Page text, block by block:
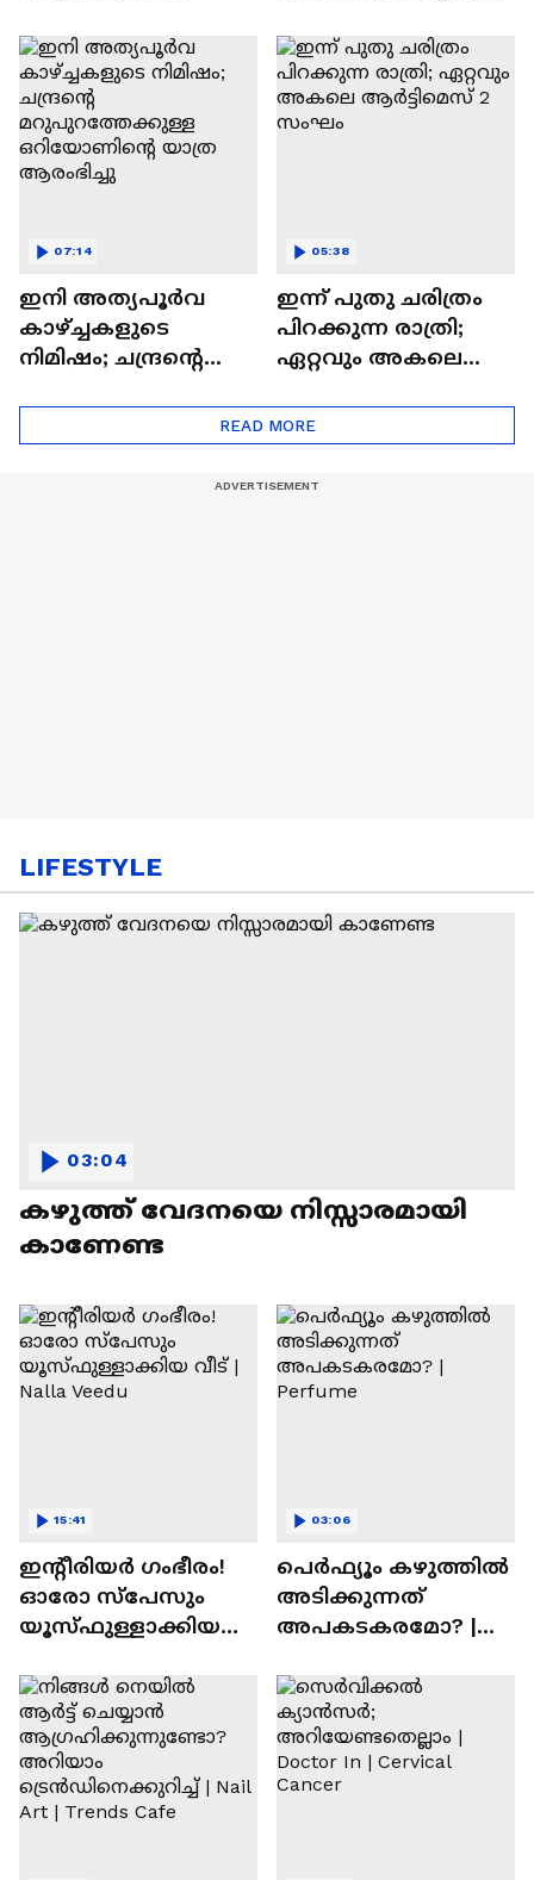
WhatsApp | Tech Talk
Tech Talk
ഇനി അത്യപൂര്‍വ
കാഴ്ച്ചകളുടെ
നിമിഷം; ചന്ദ്രന്റെ
ഒറിയോണിന്റെ യാത്ര
ആരംഭിച്ചു
07:14
ഇന്ന് പുതു ചരിത്രം
പിറക്കുന്ന രാത്രി;
ഏറ്റവും അകലെ
05:38
READ MORE
LIFESTYLE
കഴുത്ത് വേദനയെ നിസ്സാരമായി
കാണേണ്ട
03:04
ഇന്റീരിയർ ഗംഭീരം!
ഓരോ സ്‌പേസും
യൂസ്ഫുള്ളാക്കിയ
15:41
പെർഫ്യൂം കഴുത്തിൽ
അടിക്കുന്നത്
അപകടകരമോ? |
03:06